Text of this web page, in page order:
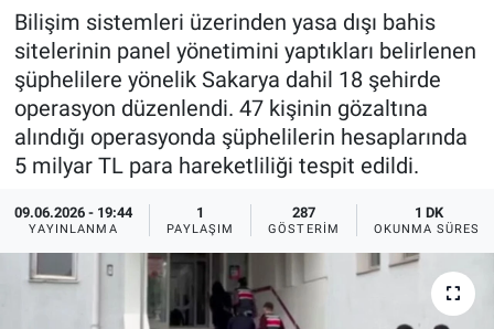
Bilişim sistemleri üzerinden yasa dışı bahis
sitelerinin panel yönetimini yaptıkları belirlenen
şüphelilere yönelik Sakarya dahil 18 şehirde
operasyon düzenlendi. 47 kişinin gözaltına
alındığı operasyonda şüphelilerin hesaplarında
5 milyar TL para hareketliliği tespit edildi.
09.06.2026 - 19:44
YAYINLANMA
1
PAYLAŞIM
287
GÖSTERIM
1 DK
OKUNMA SÜRESI